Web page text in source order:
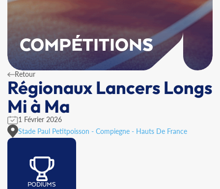
COMPÉTITIONS
Retour
Régionaux Lancers Longs
Mi à Ma
1 Février 2026
Stade Paul Petitpoisson - Compiegne - Hauts De France
PODIUMS